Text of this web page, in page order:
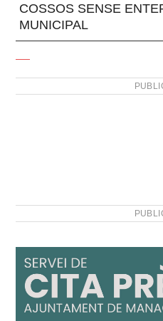
COSSOS SENSE
MUNICIPAL